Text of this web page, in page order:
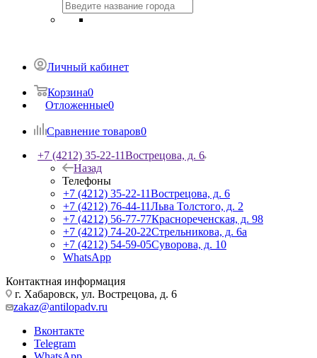
Личный кабинет
Корзина0
Отложенные0
Сравнение товаров0
+7 (4212) 35-22-11Вострецова, д. 6
Назад
Телефоны
+7 (4212) 35-22-11Вострецова, д. 6
+7 (4212) 76-44-11Льва Толстого, д. 2
+7 (4212) 56-77-77Краснореченская, д. 98
+7 (4212) 74-20-22Стрельникова, д. 6а
+7 (4212) 54-59-05Суворова, д. 10
WhatsApp
Контактная информация
г. Хабаровск, ул. Вострецова, д. 6
zakaz@antilopadv.ru
Вконтакте
Telegram